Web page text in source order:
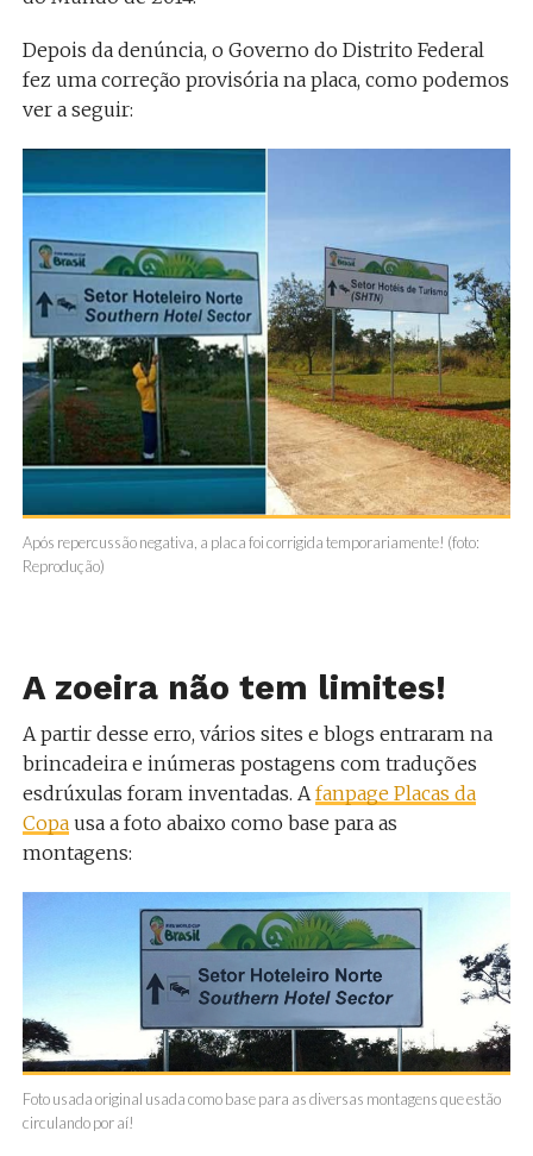
Depois da denúncia, o Governo do Distrito Federal
fez uma correção provisória na placa, como podemos
ver a seguir:
Após repercussão negativa, a placa foi corrigida temporariamente! (foto:
Reprodução)
A zoeira não tem limites!
A partir desse erro, vários sites e blogs entraram na
brincadeira e inúmeras postagens com traduções
esdrúxulas foram inventadas. A fanpage Placas da
Copausa a foto abaixo como base para as
montagens:
Foto usada original usada como base para as diversas montagens que estão
circulando por aí!